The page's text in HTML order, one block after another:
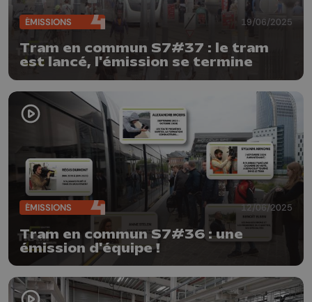
ÉMISSIONS 19/06/2025
Tram en commun S7#37 : le tram
est lancé, l'émission se termine
ÉMISSIONS 12/06/2025
Tram en commun S7#36 : une
émission d'équipe !